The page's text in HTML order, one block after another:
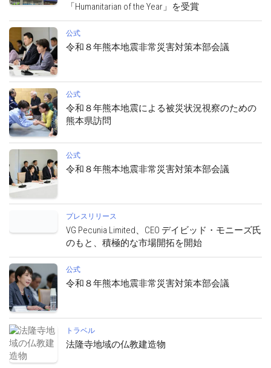
「Humanitarian of the Year」を受賞
公式
令和８年熊本地震非常災害対策本部会議
公式
令和８年熊本地震による被災状況視察のための
熊本県訪問
公式
令和８年熊本地震非常災害対策本部会議
プレスリリース
VG Pecunia Limited、CEO デイビッド・モニーズ氏
のもと、積極的な市場開拓を開始
公式
令和８年熊本地震非常災害対策本部会議
トラベル
法隆寺地域の仏教建造物